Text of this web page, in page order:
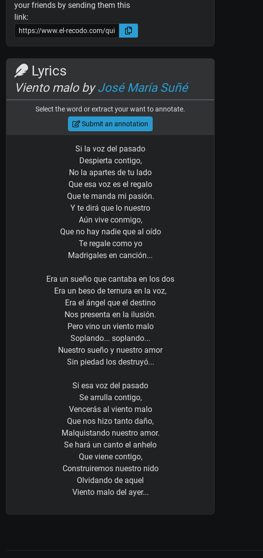
your friends by sending them this
link:
Lyrics
Viento malo byJosé María Suñé
Select the word or extract your want to annotate.
Submit an annotation
Si la voz del pasado
Despierta contigo,
No la apartes de tu lado
Que esa voz es el regalo
Que te manda mi pasión.
Y te dirá que lo nuestro
Aún vive conmigo,
Que no hay nadie que al oído
Te regale como yo
Madrigales en canción...
Era un sueño que cantaba en los dos
Era un beso de ternura en la voz,
Era el ángel que el destino
Nos presenta en la ilusión.
Pero vino un viento malo
Soplando... soplando...
Nuestro sueño y nuestro amor
Sin piedad los destruyó...
Si esa voz del pasado
Se arrulla contigo,
Vencerás al viento malo
Que nos hizo tanto daño,
Malquistando nuestro amor.
Se hará un canto el anhelo
Que viene contigo,
Construiremos nuestro nido
Olvidando de aquel
Viento malo del ayer...